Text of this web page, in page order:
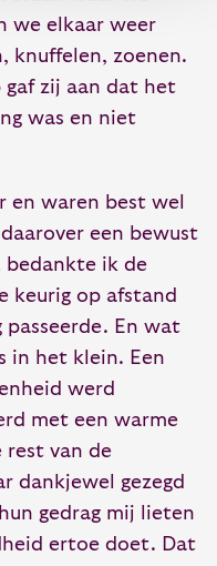
we elkaar weer
knuffelen, zoenen.
gaf zij aan dat het
was en niet
en waren best wel
een bewust
bedankte ik de
keurig op afstand
passeerde. En wat
in het klein. Een
werd
met een warme
rest van de
dankjewel gezegd
gedrag mij lieten
ertoe doet. Dat